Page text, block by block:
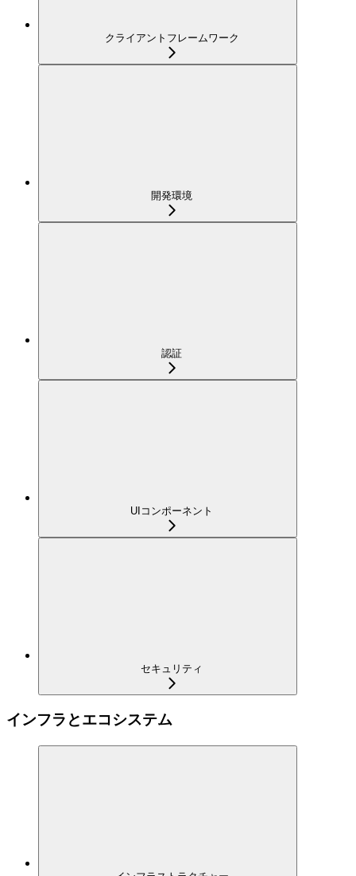
クライアントフレームワーク
開発環境
認証
UIコンポーネント
セキュリティ
インフラとエコシステム